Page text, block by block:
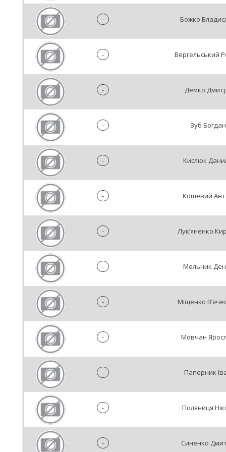
- Божко
- Вергельський
- Демко
- Зуб Богдан
- Кислюк
- Кошевий
- Лук’яненко
- Мельник
- Міщенко
- Мовчан
- Паперник
- Поляниця
- Синенко